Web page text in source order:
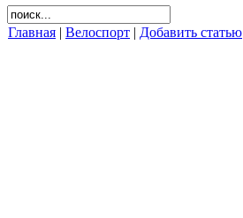
Главная | Велоспорт | Добавить статью